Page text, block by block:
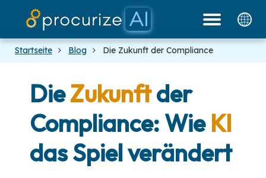
Plattform
Preise
Dokumente
Blog
Unsere Partner
Startseite Blog Die Zukunft der Compliance
DieZukunftder
Compliance: Wie KI
das Spiel verändert